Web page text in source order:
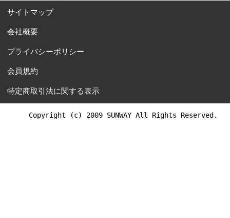
サイトマップ
会社概要
プライバシーポリシー
会員規約
特定商取引法に関する表示
Copyright (c) 2009 SUNWAY All Rights Reserved.